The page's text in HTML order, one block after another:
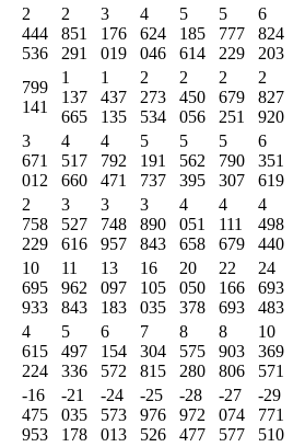
2
444
536
2
851
291
3
176
019
4
624
046
5
185
614
5
777
229
6
824
203
799
141
1
137
665
1
437
135
2
273
534
2
450
056
2
679
251
2
827
920
3
671
012
4
517
660
4
792
471
5
191
737
5
562
395
5
790
307
6
351
619
2
758
229
3
527
616
3
748
957
3
890
843
4
051
658
4
111
679
4
498
440
10
695
933
11
962
843
13
097
183
16
105
035
20
050
378
22
166
693
24
693
483
4
615
224
5
497
336
6
154
572
7
304
815
8
575
280
8
903
806
10
369
571
-16
475
953
-21
035
178
-24
573
013
-25
976
526
-28
972
477
-27
074
577
-29
771
510